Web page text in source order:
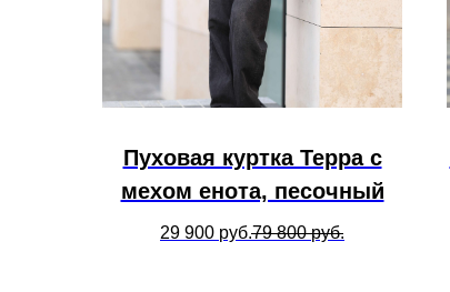
Пуховая куртка Терра с
мехом енота, песочный
29 900 руб.79 800 руб.